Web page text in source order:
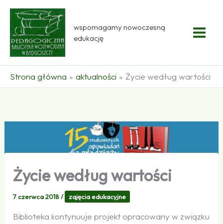
Przejdź
treści
wspomagamy nowoczesną
edukację
Strona główna aktualności Życie według wartości
Życie według wartości
7 czerwca 2018/ zajęcia edukacyjne
Biblioteka kontynuuje projekt opracowany w związku